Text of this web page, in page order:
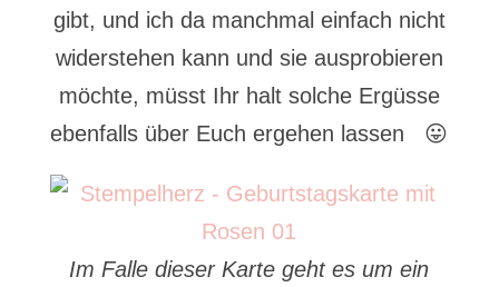
gibt, und ich da manchmal einfach nicht
widerstehen kann und sie ausprobieren
möchte, müsst Ihr halt solche Ergüsse
ebenfalls über Euch ergehen lassen 😛
Im Falle dieser Karte geht es um ein